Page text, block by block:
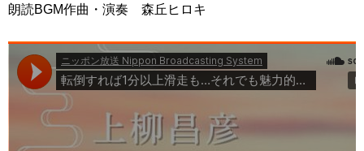
朗読BGM作曲・演奏 森丘ヒロキ